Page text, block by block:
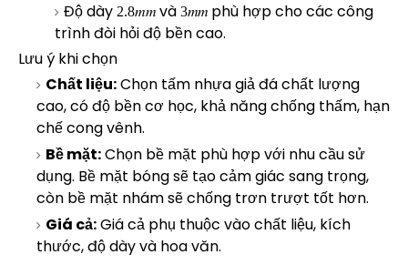
Độ dày2.8 m
m
2.8𝑚𝑚và3 m
m
3𝑚𝑚 phù hợp cho các công
trình đòi hỏi độ bền cao.
Lưu ý khi chọn
Chất liệu:Chọn tấm nhựa giả đá chất lượng
cao, có độ bền cơ học, khả năng chống thấm, hạn
chế cong vênh.
Bề mặt:Chọn bề mặt phù hợp với nhu cầu sử
dụng. Bề mặt bóng sẽ tạo cảm giác sang trọng,
còn bề mặt nhám sẽ chống trơn trượt tốt hơn.
Giá cả:Giá cả phụ thuộc vào chất liệu, kích
thước, độ dày và hoa văn.